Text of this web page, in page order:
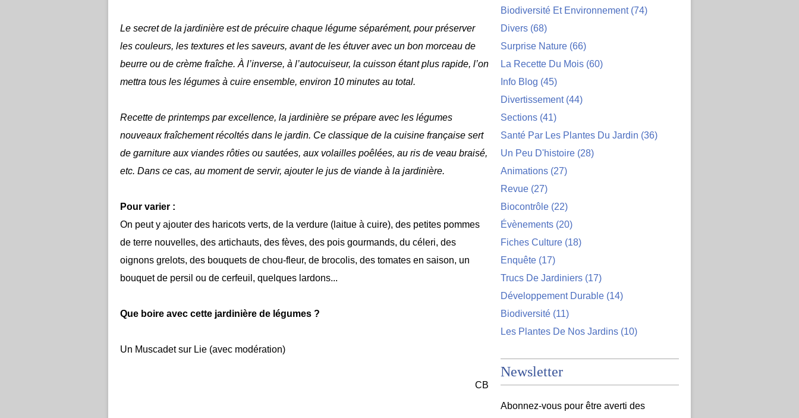
Le secret de la jardinière est de précuire chaque légume séparément, pour préserver
les couleurs, les textures et les saveurs, avant de les étuver avec un bon morceau de
beurre ou de crème fraîche. À l’inverse, à l’autocuiseur, la cuisson étant plus rapide, l’on
mettra tous les légumes à cuire ensemble, environ 10 minutes au total.
Recette de printemps par excellence, la jardinière se prépare avec les légumes
nouveaux fraîchement récoltés dans le jardin. Ce classique de la cuisine française sert
de garniture aux viandes rôties ou sautées, aux volailles poêlées, au ris de veau braisé,
etc. Dans ce cas, au moment de servir, ajouter le jus de viande à la jardinière.
Pour varier :
On peut y ajouter des haricots verts, de la verdure (laitue à cuire), des petites pommes
de terre nouvelles, des artichauts, des fèves, des pois gourmands, du céleri, des
oignons grelots, des bouquets de chou-fleur, de brocolis, des tomates en saison, un
bouquet de persil ou de cerfeuil, quelques lardons...
Que boire avec cette jardinière de légumes ?
Un Muscadet sur Lie (avec modération)
CB
Biodiversité Et Environnement(74)
Divers (68)
Surprise Nature (66)
La Recette Du Mois (60)
Info Blog (45)
Divertissement(44)
Sections (41)
Santé Par Les Plantes Du Jardin (36)
Un Peu D'histoire (28)
Animations (27)
Revue (27)
Biocontrôle (22)
Évènements (20)
Fiches Culture (18)
Enquête (17)
Trucs De Jardiniers (17)
Développement Durable (14)
Biodiversité (11)
Les Plantes De Nos Jardins (10)
Newsletter
Abonnez-vous pour être averti des